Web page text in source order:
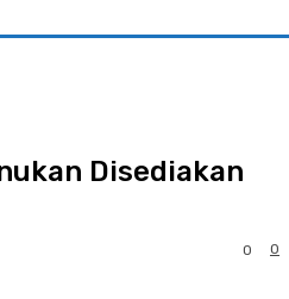
Disediakan
0
0